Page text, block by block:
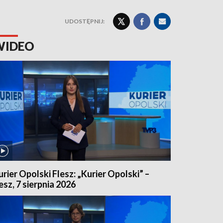
UDOSTĘPNIJ:
Opolski Flesz: „Kurier Opolski” –
7 sierpnia 2026